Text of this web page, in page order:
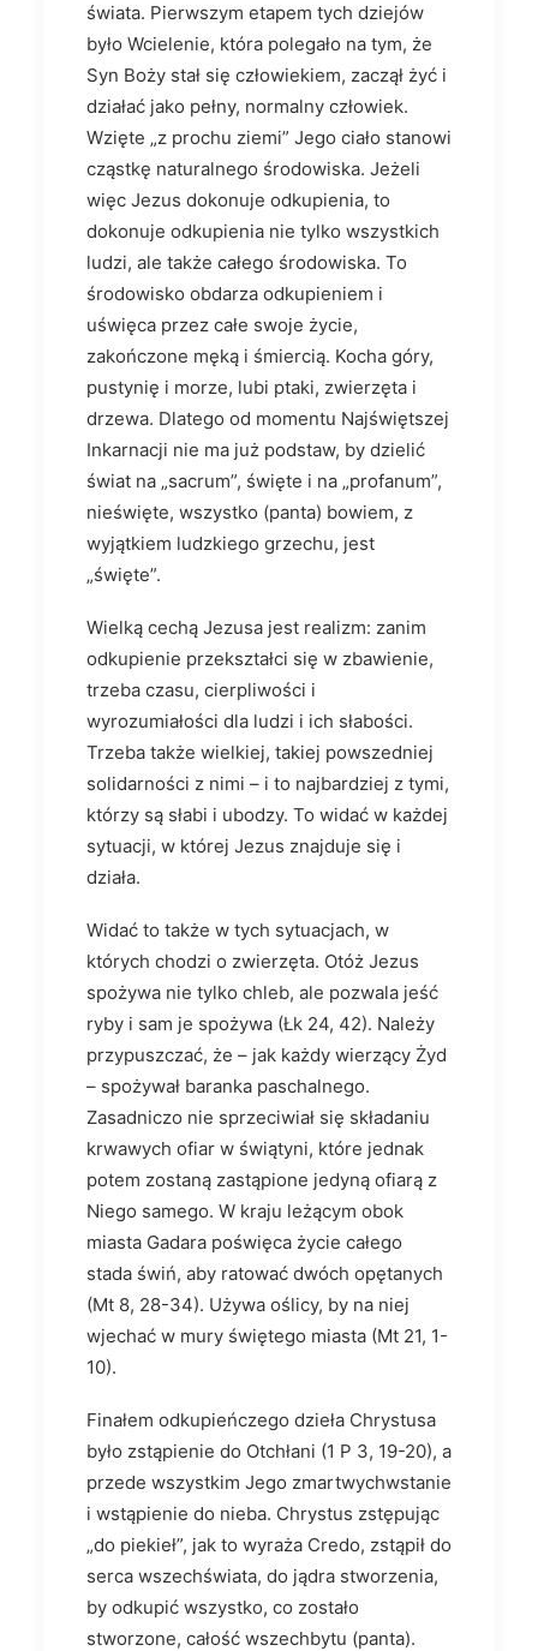
świata. Pierwszym etapem tych dziejów
było Wcielenie, która polegało na tym, że
Syn Boży stał się człowiekiem, zaczął żyć i
działać jako pełny, normalny człowiek.
Wzięte „z prochu ziemi” Jego ciało stanowi
cząstkę naturalnego środowiska. Jeżeli
więc Jezus dokonuje odkupienia, to
dokonuje odkupienia nie tylko wszystkich
ludzi, ale także całego środowiska. To
środowisko obdarza odkupieniem i
uświęca przez całe swoje życie,
zakończone męką i śmiercią. Kocha góry,
pustynię i morze, lubi ptaki, zwierzęta i
drzewa. Dlatego od momentu Najświętszej
Inkarnacji nie ma już podstaw, by dzielić
świat na „sacrum”, święte i na „profanum”,
nieświęte, wszystko (panta) bowiem, z
wyjątkiem ludzkiego grzechu, jest
„święte”.
Wielką cechą Jezusa jest realizm: zanim
odkupienie przekształci się w zbawienie,
trzeba czasu, cierpliwości i
wyrozumiałości dla ludzi i ich słabości.
Trzeba także wielkiej, takiej powszedniej
solidarności z nimi – i to najbardziej z tymi,
którzy są słabi i ubodzy. To widać w każdej
sytuacji, w której Jezus znajduje się i
działa.
Widać to także w tych sytuacjach, w
których chodzi o zwierzęta. Otóż Jezus
spożywa nie tylko chleb, ale pozwala jeść
ryby i sam je spożywa (Łk 24, 42). Należy
przy­puszczać, że – jak każdy wierzący Żyd
– spożywał baranka paschalnego.
Zasadniczo nie sprzeciwiał się składaniu
krwawych ofiar w świątyni, które jednak
potem zostaną zastąpione jedyną ofiarą z
Niego samego. W kraju leżącym obok
miasta Gadara poświęca życie całego
stada świń, aby ratować dwóch opętanych
(Mt 8, 28-34). Używa oślicy, by na niej
wjechać w mury świętego miasta (Mt 21, 1-
10).
Finałem odkupieńczego dzieła Chrystusa
było zstąpienie do Otchłani (1 P 3, 19-20), a
przede wszystkim Jego zmartwychwstanie
i wstąpienie do nieba. Chrystus zstępując
„do piekieł”, jak to wyraża Credo, zstąpił do
serca wszechświata, do jądra stworzenia,
by odkupić wszystko, co zostało
stworzone, całość wszechbytu (panta).